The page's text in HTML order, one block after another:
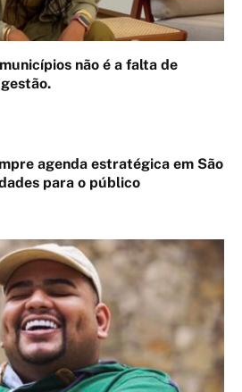
não é a falta de
agenda estratégica em São
para o público